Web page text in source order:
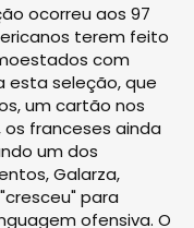
ocorreu aos 97
terem feito
com
esta seleção, que
um cartão nos
franceses ainda
um dos
Galarza,
para
ofensiva. O